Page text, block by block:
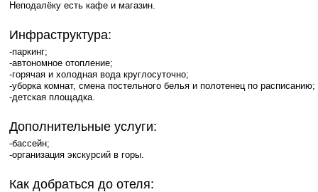
Неподалёку есть кафе и магазин
Инфраструктура:
-паркинг;
-автономное отопление;
-горячая и холодная вода круглосуточно;
-уборка комнат,смена постельного белья и полотенец по расписанию;
-детская площадка
Дополнительные услуги:
-бассейн;
-организация экскурсий в горы
Как добраться до отеля: